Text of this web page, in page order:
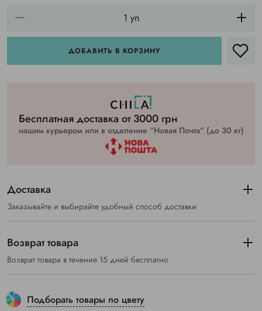
ДОБАВИТЬ В КОРЗИНУ
Бесплатная доставка от 3000 грн
нашим курьером или в отделение “Новая Почта” (до 30 кг)
Доставка
Заказывайте и выбирайте удобный способ доставки
Возврат товара
Возврат товара в течение 15 дней бесплатно
Подборать товары по цвету